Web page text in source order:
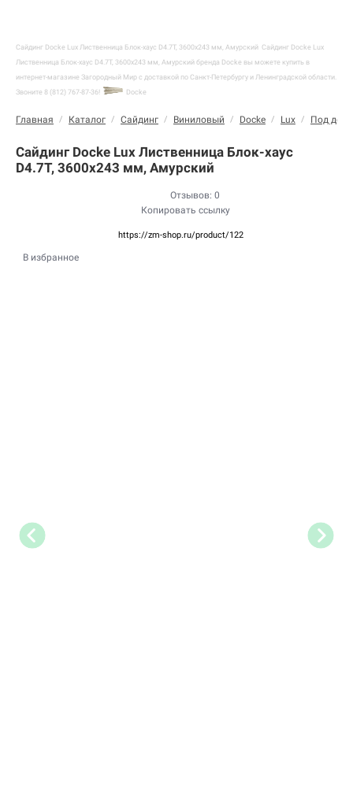
Сайдинг Docke Lux Лиственница Блок-хаус D4.7T, 3600х243 мм, Амурский Сайдинг Docke Lux
Лиственница Блок-хаус D4.7T, 3600х243 мм, Амурский бренда Docke вы можете купить в
интернет-магазине Загородный Мир с доставкой по Санкт-Петербургу и Ленинградской области.
Звоните 8 (812) 767-87-36!
Docke
Главная / Каталог / Сайдинг / Виниловый / Docke / Lux / Под
Сайдинг Docke Lux Лиственница Блок-хаус
D4.7T, 3600х243 мм, Амурский
Отзывов: 0
Копировать ссылку
https://zm-shop.ru/product/122
В избранное